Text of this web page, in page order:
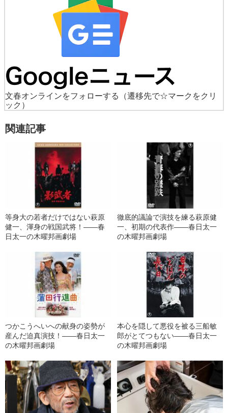
文春オンラインをフォローする
（遷移先で☆マークをクリ
ック）
関連記事
等身大の若者だけではない萩原
健一、渾身の戦国武将！――春
日太一の木曜邦画劇場
徹底的議論で演技を練る萩原健
一、初期の代表作――春日太一
の木曜邦画劇場
つかこうへいへの献身の姿勢が
産んだ迫真演技！――春日太一
の木曜邦画劇場
本心を隠して悪役を被る三船敏
郎がとてつもない――春日太一
の木曜邦画劇場